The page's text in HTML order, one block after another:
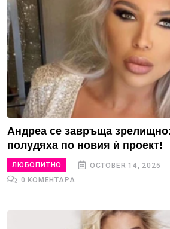
Андреа се завръща
полудяха по новия ѝ проект!
ЛЮБОПИТНО OCTOBER 14, 2025
0 КОМЕНТАРА